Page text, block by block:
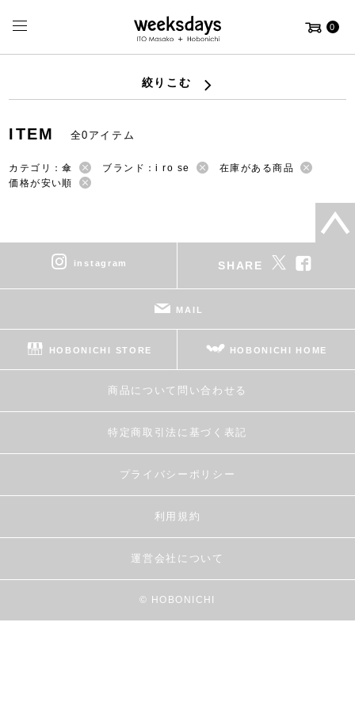
0
絞りこむ
ITEM 全0アイテム
カテゴリ：傘 ブランド：i ro se
在庫がある商品
価格が安い順
instagram SHARE
MAIL
HOBONICHI STORE HOBONICHI HOME
商品について問い合わせる
特定商取引法に基づく表記
プライバシーポリシー
利用規約
運営会社について
© HOBONICHI